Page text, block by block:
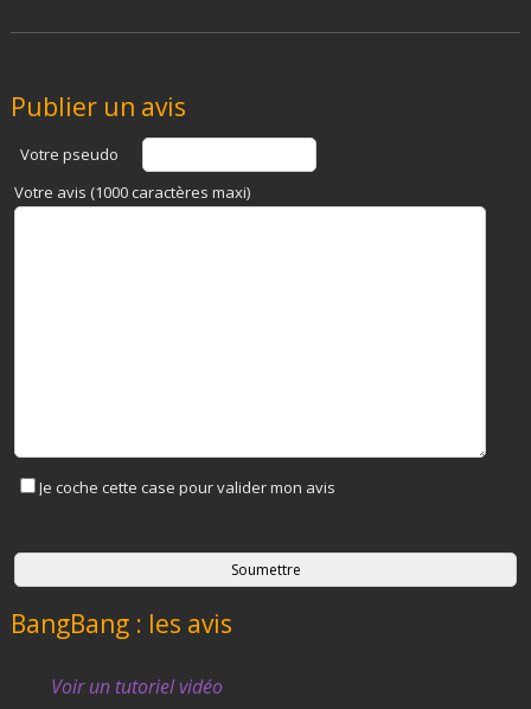
Publier un avis
Votre pseudo
Votre avis (1000 caractères maxi)
Je coche cette case pour valider mon avis
BangBang : les avis
Voir un tutoriel vidéo